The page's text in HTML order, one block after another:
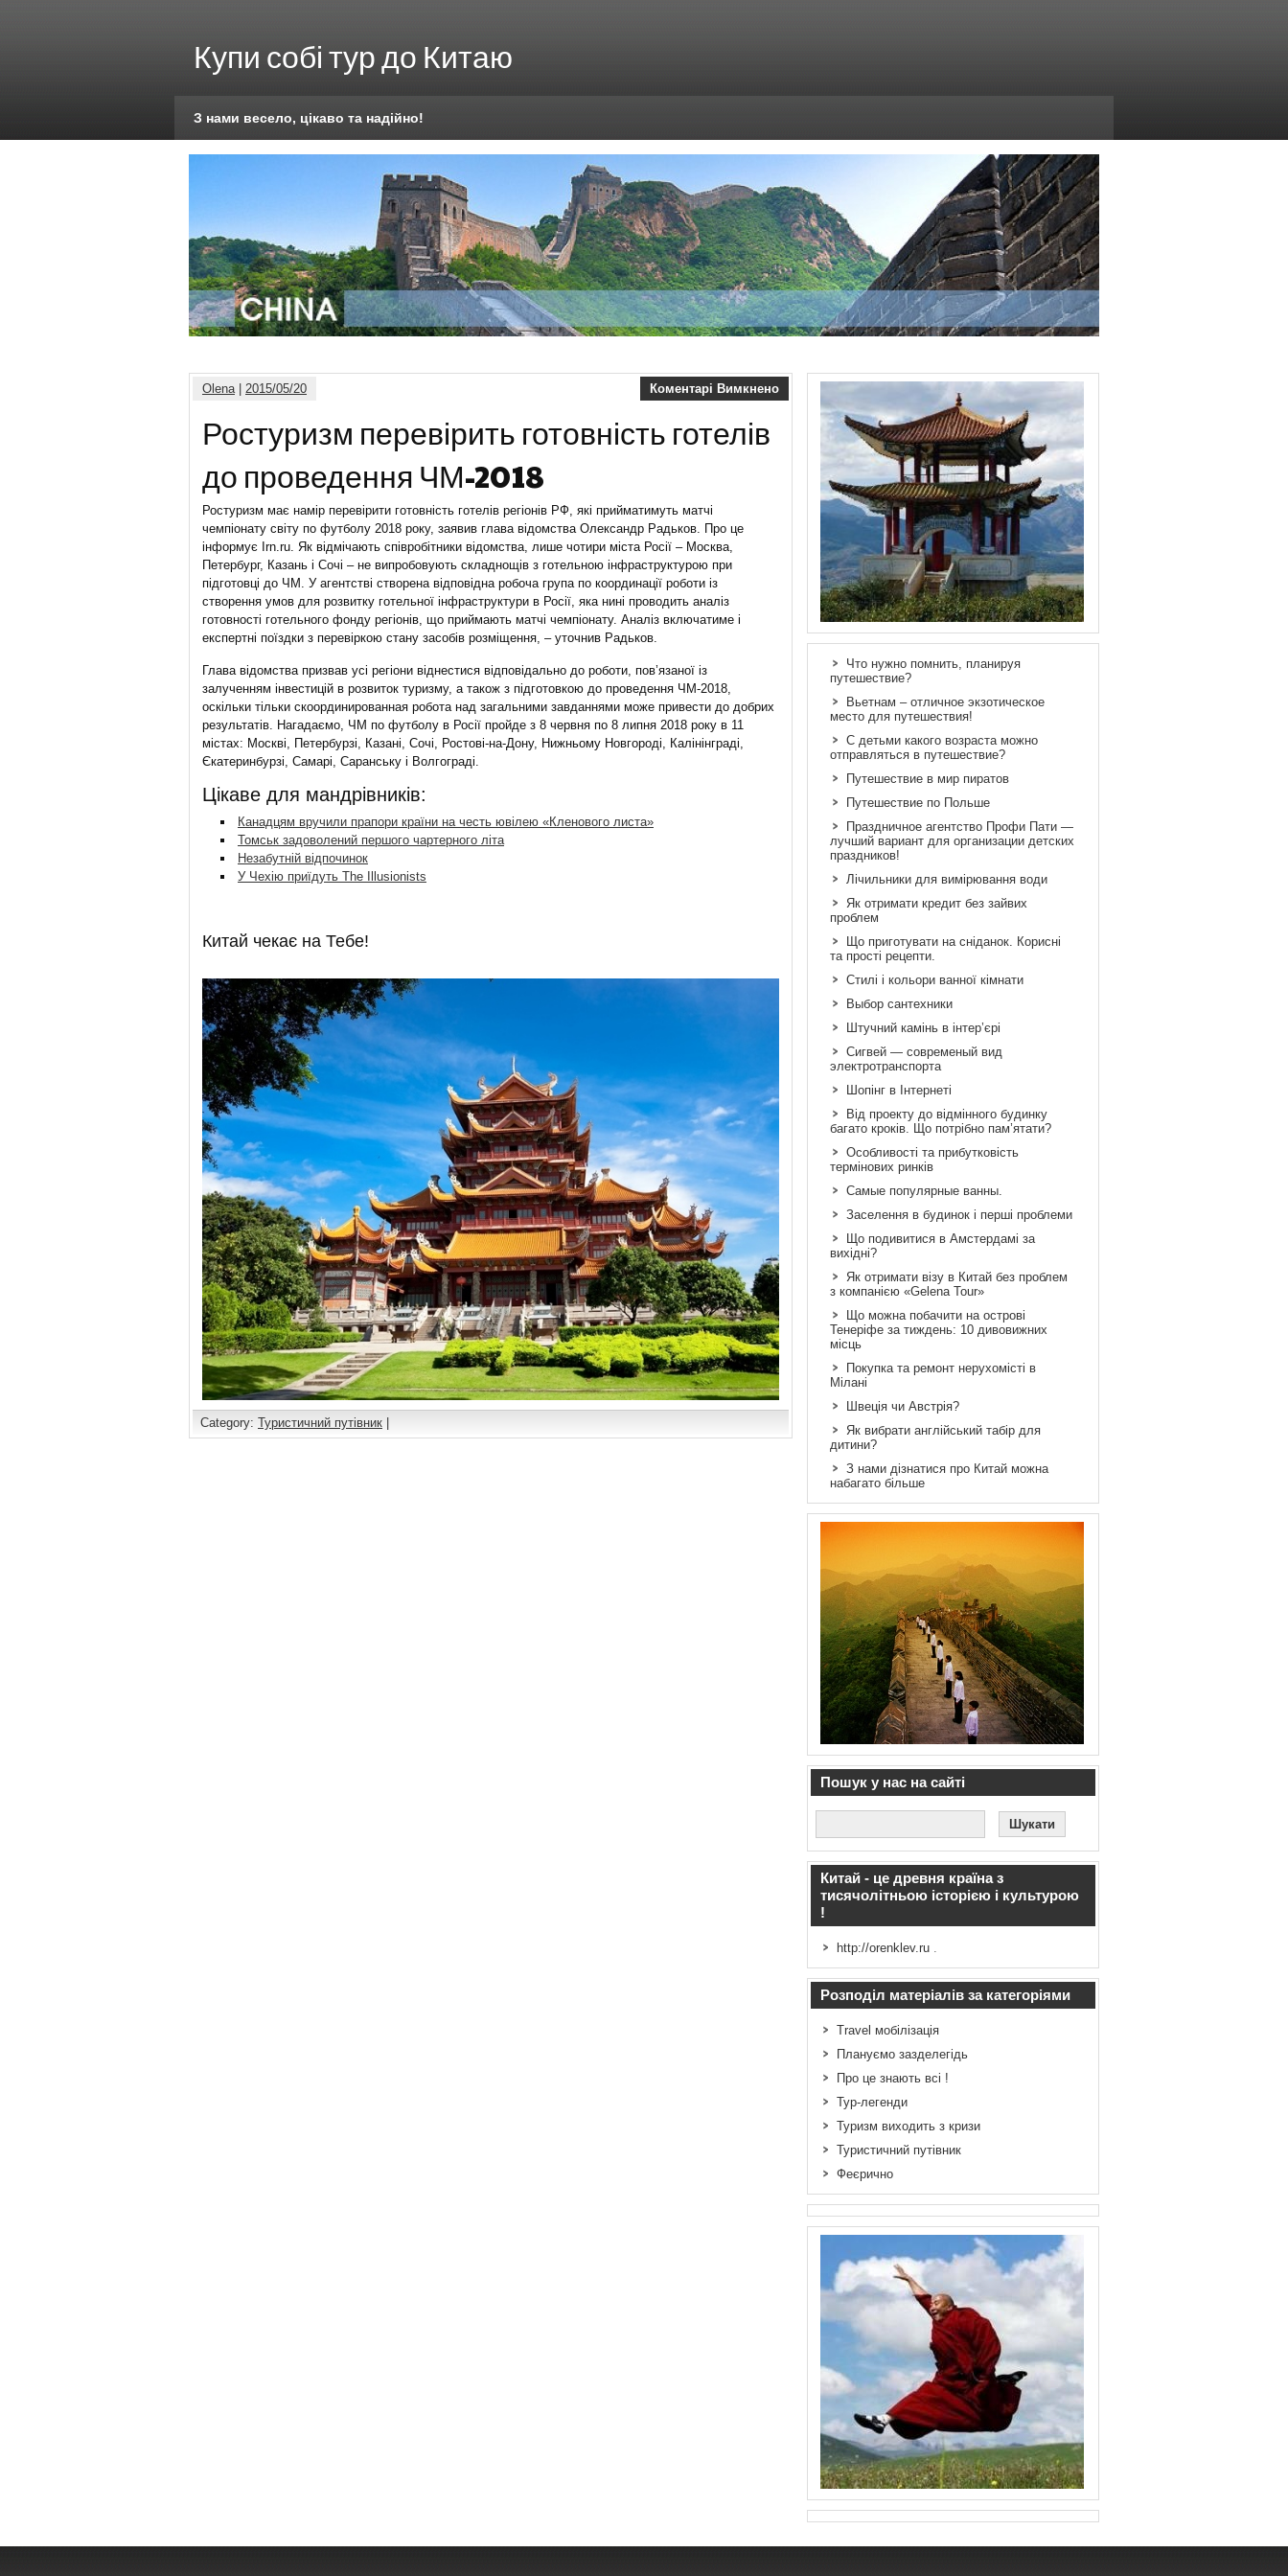
Купи собі тур до Китаю
З нами весело, цікаво та надійно!
Olena| 2015/05/20 Коментарі Вимкнено
Ростуризм перевірить готовність готелів
до проведення ЧМ-2018
Ростуризм має намір перевірити готовність готелів регіонів РФ, які прийматимуть матчі
чемпіонату світу по футболу 2018 року, заявив глава відомства Олександр Радьков. Про це
інформує Irn.ru. Як відмічають співробітники відомства, лише чотири міста Росії – Москва,
Петербург, Казань і Сочі – не випробовують складнощів з готельною інфраструктурою при
підготовці до ЧМ. У агентстві створена відповідна робоча група по координації роботи із
створення умов для розвитку готельної інфраструктури в Росії, яка нині проводить аналіз
готовності готельного фонду регіонів, що приймають матчі чемпіонату. Аналіз включатиме і
експертні поїздки з перевіркою стану засобів розміщення, – уточнив Радьков.
Глава відомства призвав усі регіони віднестися відповідально до роботи, пов’язаної із
залученням інвестицій в розвиток туризму, а також з підготовкою до проведення ЧМ-2018,
оскільки тільки скоординированная робота над загальними завданнями може привести до добрих
результатів. Нагадаємо, ЧМ по футболу в Росії пройде з 8 червня по 8 липня 2018 року в 11
містах: Москві, Петербурзі, Казані, Сочі, Ростові-на-Дону, Нижньому Новгороді, Калінінграді,
Єкатеринбурзі, Самарі, Саранську і Волгограді.
Цікаве для мандрівників:
Канадцям вручили прапори країни на честь ювілею «Кленового листа»
Томськ задоволений першого чартерного літа
Незабутній відпочинок
У Чехію приїдуть The Illusionists
Китай чекає на Тебе!
Category: Туристичний путівник
Что нужно помнить, планируя
путешествие?
Вьетнам – отличное экзотическое
место для путешествия!
С детьми какого возраста можно
отправляться в путешествие?
Путешествие в мир пиратов
Путешествие по Польше
Праздничное агентство Профи Пати —
лучший вариант для организации детских
праздников!
Лічильники для вимірювання води
Як отримати кредит без зайвих
проблем
Що приготувати на сніданок. Корисні
та прості рецепти.
Стилі і кольори ванної кімнати
Выбор сантехники
Штучний камінь в інтер’єрі
Сигвей — современый вид
электротранспорта
Шопінг в Інтернеті
Від проекту до відмінного будинку
багато кроків. Що потрібно пам’ятати?
Особливості та прибутковість
термінових ринків
Самые популярные ванны.
Заселення в будинок і перші проблеми
Що подивитися в Амстердамі за
вихідні?
Як отримати візу в Китай без проблем
з компанією «Gelena Tour»
Що можна побачити на острові
Тенеріфе за тиждень: 10 дивовижних
місць
Покупка та ремонт нерухомісті в
Мілані
Швеція чи Австрія?
Як вибрати англійський табір для
дитини?
З нами дізнатися про Китай можна
набагато більше
Пошук у нас на сайті
Китай - це древня країна з
тисячолітньою історією і культурою
!
http://orenklev.ru .
Розподіл матеріалів за категоріями
Travel мобілізація
Плануємо зазделегідь
Про це знають всі !
Тур-легенди
Туризм виходить з кризи
Туристичний путівник
Феєрично